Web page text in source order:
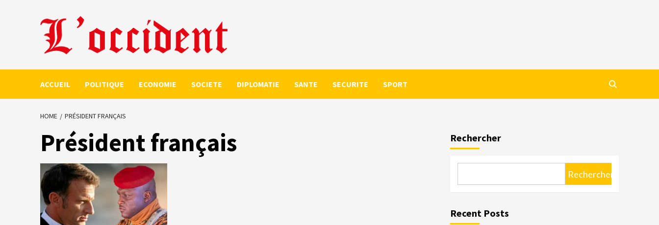
ACCUEIL POLITIQUE ECONOMIE SOCIETE DIPLOMATIE SANTE SECURITE SPORT
HOME PRÉSIDENT FRANÇAIS
Président français Rechercher
Rechercher
Recent Posts